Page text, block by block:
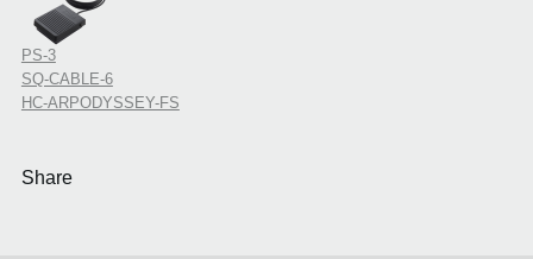
PS-3
SQ-CABLE-6
HC-ARPODYSSEY-FS
Share